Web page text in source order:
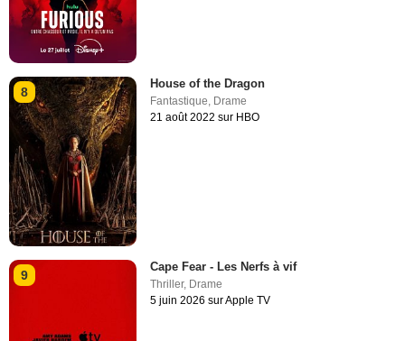
8
House of the Dragon
Fantastique Drame
21 août 2022 sur HBO
9
Cape Fear - Les Nerfs à vif
Thriller, Drame
5 juin 2026 sur Apple TV